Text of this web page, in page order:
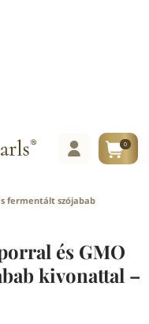
0
fermentált szójabab
és GMO
kivonattal –